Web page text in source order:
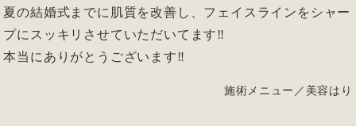
夏の結婚式までに肌質を改善し、フェイスラインをシャー
プにスッキリさせていただいてます‼
本当にありがとうございます‼
施術メニュー／美容はり